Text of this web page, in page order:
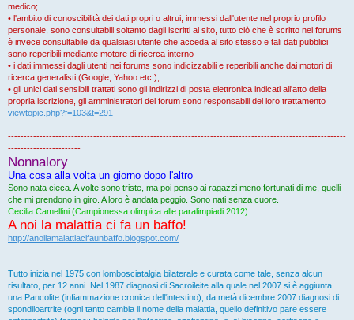
medico;
• l'ambito di conoscibilità dei dati propri o altrui, immessi dall'utente nel proprio profilo
personale, sono consultabili soltanto dagli iscritti al sito, tutto ciò che è scritto nei forums
è invece consultabile da qualsiasi utente che acceda al sito stesso e tali dati pubblici
sono reperibili mediante motore di ricerca interno
• i dati immessi dagli utenti nei forums sono indicizzabili e reperibili anche dai motori di
ricerca generalisti (Google, Yahoo etc.);
• gli unici dati sensibili trattati sono gli indirizzi di posta elettronica indicati all'atto della
propria iscrizione, gli amministratori del forum sono responsabili del loro trattamento
viewtopic.php?f=103&t=291
-----------------------------------------------------------------------------------------------------------
-----------------------
Nonnalory
Una cosa alla volta un giorno dopo l'altro
Sono nata cieca. A volte sono triste, ma poi penso ai ragazzi meno fortunati di me, quelli
che mi prendono in giro. A loro è andata peggio. Sono nati senza cuore.
Cecilia Camellini (Campionessa olimpica alle paralimpiadi 2012)
A noi la malattia ci fa un baffo!
http://anoilamalattiacifaunbaffo.blogspot.com/
Tutto inizia nel 1975 con lombosciatalgia bilaterale e curata come tale, senza alcun
risultato, per 12 anni. Nel 1987 diagnosi di Sacroileite alla quale nel 2007 si è aggiunta
una Pancolite (infiammazione cronica dell'intestino), da metà dicembre 2007 diagnosi di
spondiloartrite (ogni tanto cambia il nome della malattia, quello definitivo pare essere